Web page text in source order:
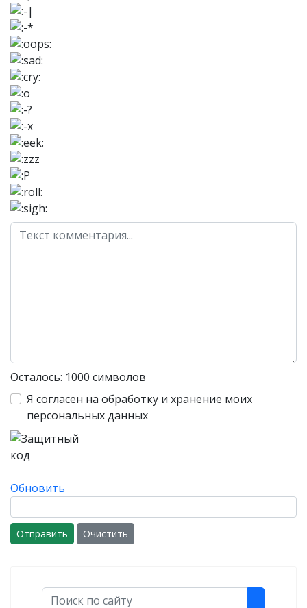
Осталось: 1000 символов
Я согласен на обработку и хранение моих
персональных данных
Обновить
Отправить Очистить
Поиск